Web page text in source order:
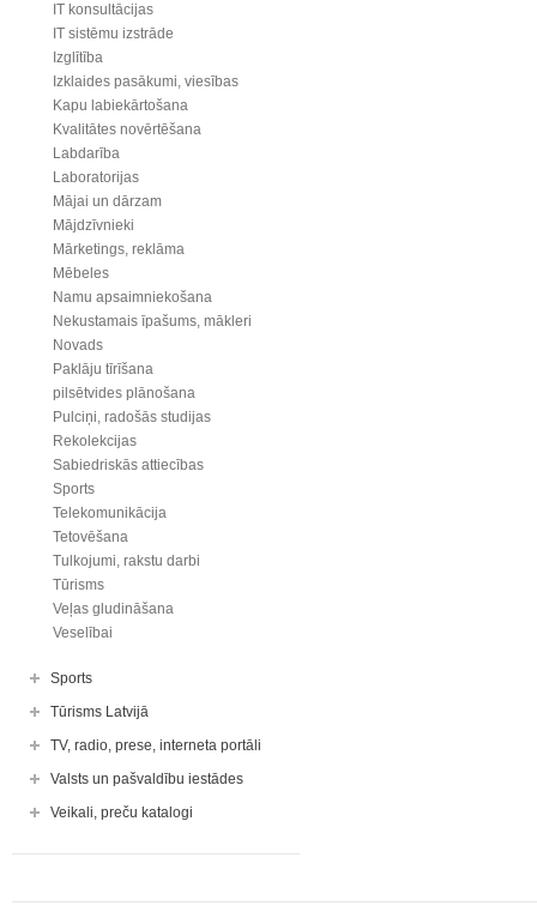
IT konsultācijas
IT sistēmu izstrāde
Izglītība
Izklaides pasākumi, viesības
Kapu labiekārtošana
Kvalitātes novērtēšana
Labdarība
Laboratorijas
Mājai un dārzam
Mājdzīvnieki
Mārketings, reklāma
Mēbeles
Namu apsaimniekošana
Nekustamais īpašums, mākleri
Novads
Paklāju tīrīšana
pilsētvides plānošana
Pulciņi, radošās studijas
Rekolekcijas
Sabiedriskās attiecības
Sports
Telekomunikācija
Tetovēšana
Tulkojumi, rakstu darbi
Tūrisms
Veļas gludināšana
Veselībai
Sports
Tūrisms Latvijā
TV, radio, prese, interneta portāli
Valsts un pašvaldību iestādes
Veikali, preču katalogi